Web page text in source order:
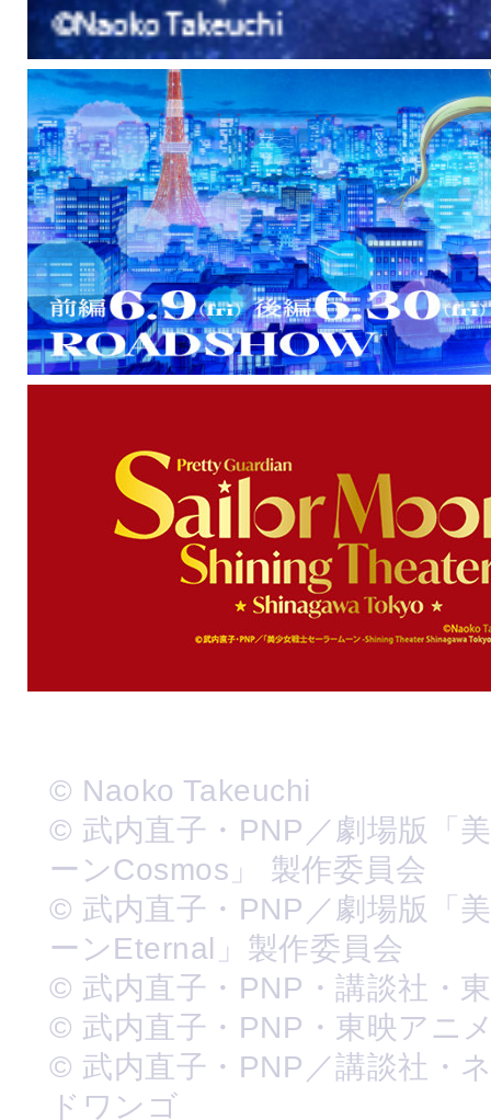
© Naoko Takeuchi
© 武内直子・PNP／劇場版「
ーンCosmos」 製作委員会
© 武内直子・PNP／劇場版「
ーンEternal」製作委員会
© 武内直子・PNP・講談社・
© 武内直子・PNP・東映アニ
© 武内直子・PNP／講談社・
ドワンゴ